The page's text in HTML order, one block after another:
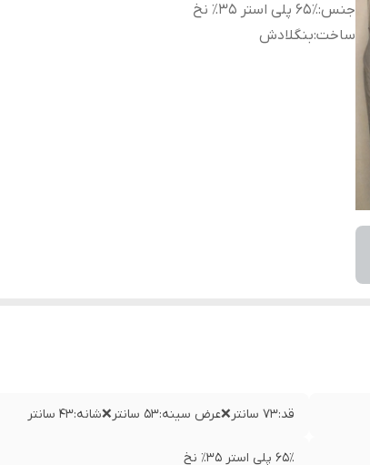
جنس:۶۵٪ پلی استر ۳۵٪ نخ
ساخت:بنگلادش
قد:۷۳ سانتر❌عرض سینه:۵۳ سانتر❌شانه:۴۳ سانتر
۶۵٪ پلی استر ۳۵٪ نخ